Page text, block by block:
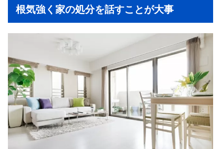
根気強く家の処分を話すことが大事